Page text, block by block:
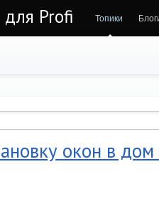
Profi Топики
окон в